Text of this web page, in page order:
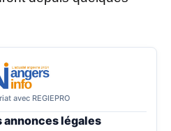
avec REGIEPRO
annonces légales